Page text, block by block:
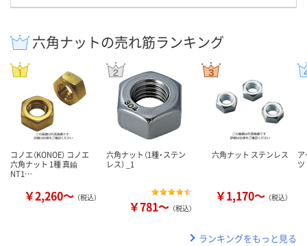
六角ナットの売れ筋ランキング
コノエ（KONOE） コノエ
六角ナット 1種 真鍮
NT1…
￥2,260～ （税込）
六角ナット（1種・ステン
レス） _1
￥781～ （税込）
六角ナット ステンレス
￥1,170～ （税込）
ツ
ランキングをもっと見る